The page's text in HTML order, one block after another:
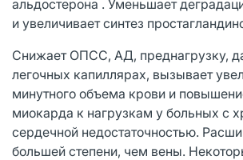
альдостерона . Уменьшает
и увеличивает синтез
Снижает ОПСС, АД, преднагрузку,
легочных капиллярах, вызывает
минутного объема крови и
миокарда к нагрузкам у больных с
сердечной недостаточностью.
большей степени, чем вены.